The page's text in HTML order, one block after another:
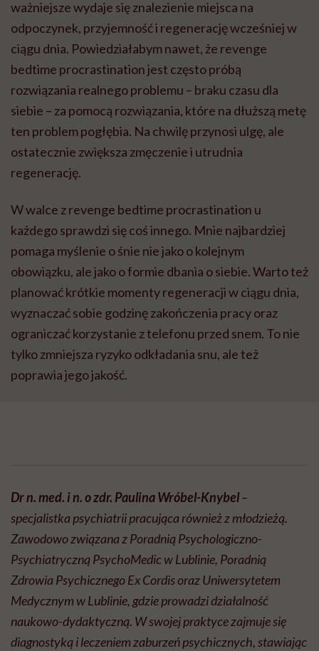
ważniejsze wydaje się znalezienie miejsca na
odpoczynek, przyjemność i regenerację wcześniej w
ciągu dnia. Powiedziałabym nawet, że revenge
bedtime procrastination jest często próbą
rozwiązania realnego problemu – braku czasu dla
siebie – za pomocą rozwiązania, które na dłuższą metę
ten problem pogłębia. Na chwilę przynosi ulgę, ale
ostatecznie zwiększa zmęczenie i utrudnia
regenerację.
W walce z revenge bedtime procrastination u
każdego sprawdzi się coś innego. Mnie najbardziej
pomaga myślenie o śnie nie jako o kolejnym
obowiązku, ale jako o formie dbania o siebie. Warto też
planować krótkie momenty regeneracji w ciągu dnia,
wyznaczać sobie godzinę zakończenia pracy oraz
ograniczać korzystanie z telefonu przed snem. To nie
tylko zmniejsza ryzyko odkładania snu, ale też
poprawia jego jakość.
Dr n. med. i n. o zdr. Paulina Wróbel-Knybel–
specjalistka psychiatrii pracująca również z młodzieżą.
Zawodowo związana z Poradnią Psychologiczno-
Psychiatryczną PsychoMedic w Lublinie, Poradnią
Zdrowia Psychicznego Ex Cordis oraz Uniwersytetem
Medycznym w Lublinie, gdzie prowadzi działalność
naukowo-dydaktyczną. W swojej praktyce zajmuje się
diagnostyką i leczeniem zaburzeń psychicznych, stawiając